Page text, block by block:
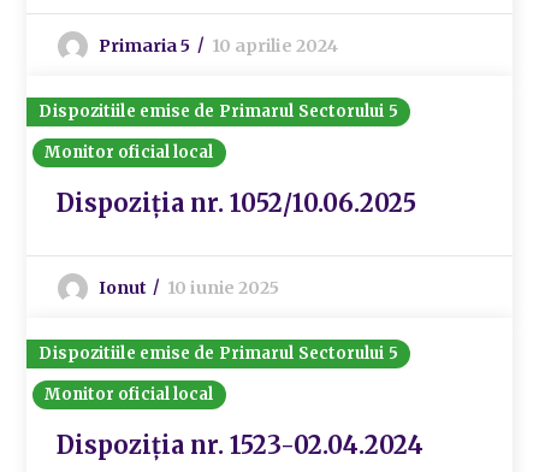
Primaria 5 10 aprilie 2024
Dispozitiile emise de Primarul Sectorului 5
Monitor oficial local
Dispoziția nr. 1052/10.06.2025
Ionut 10 iunie 2025
Dispozitiile emise de Primarul Sectorului 5
Monitor oficial local
Dispoziția nr. 1523-02.04.2024